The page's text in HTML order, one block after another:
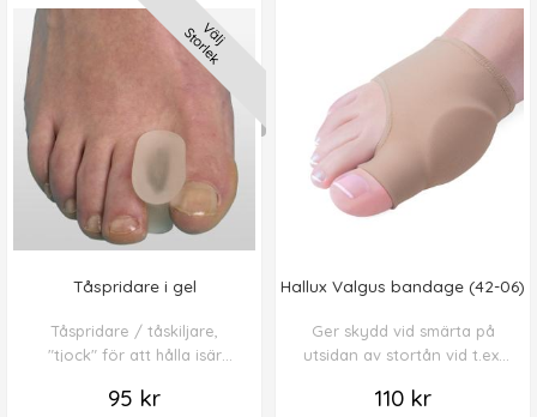
Välj
Storlek
Tåspridare i gel
Tåspridare / tåskiljare,
"tjock" för att hålla isär
95 kr
Hallux Valgus bandage (42-06)
Ger skydd vid smärta på
utsidan av stortån vid t.ex.
110 kr